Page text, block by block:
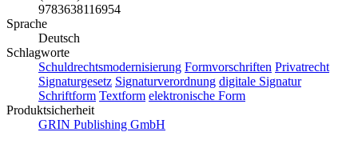
9783638116954
Sprache
Deutsch
Schlagworte
Schuldrechtsmodernisierung Formvorschriften Privatrecht
Signaturgesetz Signaturverordnung digitale Signatur
Schriftform Textform elektronische Form
Produktsicherheit
GRIN Publishing GmbH